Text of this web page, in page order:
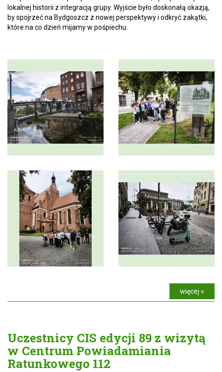
lokalnej historii z integracją grupy. Wyjście było doskonałą okazją,
by spojrzeć na Bydgoszcz z nowej perspektywy i odkryć zakątki,
które na co dzień mijamy w pośpiechu.
więcej »
Uczestnicy CIS edycji 89 z wizytą
w Centrum Powiadamiania
Ratunkowego 112